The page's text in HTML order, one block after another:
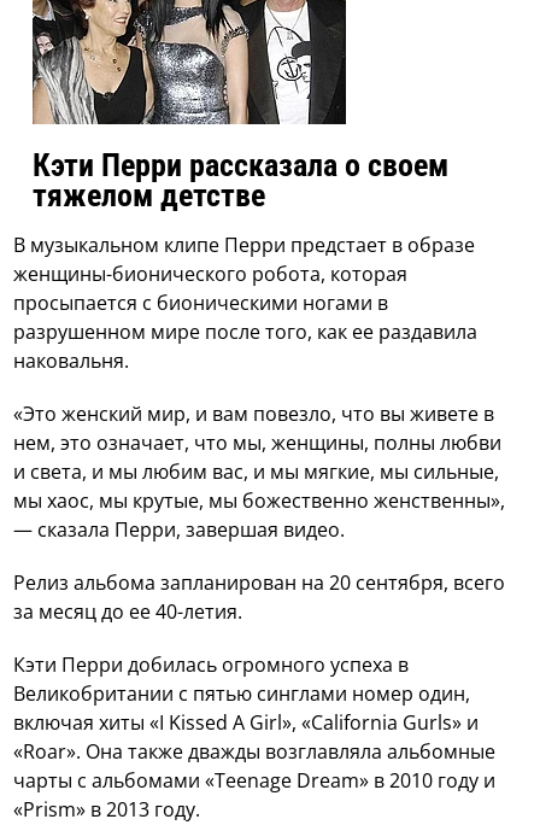
Кэти Перри рассказала о своем
тяжелом детстве
В музыкальном клипе Перри предстает в образе
женщины-бионического робота, которая
просыпается с бионическими ногами в
разрушенном мире после того, как ее раздавила
наковальня.
«Это женский мир, и вам повезло, что вы живете в
нем, это означает, что мы, женщины, полны любви
и света, и мы любим вас, и мы мягкие, мы сильные,
мы хаос, мы крутые, мы божественно женственны»,
— сказала Перри, завершая видео.
Релиз альбома запланирован на 20 сентября, всего
за месяц до ее 40-летия.
Кэти Перри добилась огромного успеха в
Великобритании с пятью синглами номер один,
включая хиты «I Kissed A Girl», «California Gurls» и
«Roar». Она также дважды возглавляла альбомные
чарты с альбомами «Teenage Dream» в 2010 году и
«Prism» в 2013 году.